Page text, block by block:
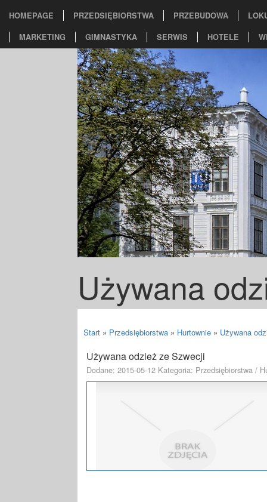
HOMEPAGE PRZEDSIĘBIORSTWA PRZEBUDOWA
MARKETING
GIMNASTYKA SERWIS HOTELE
Używana
Start » Przedsiębiorstwa » Hurtownie » Używana
Używana odzież ze Szwecji
Dodane: 2015-05-12 Kategoria: Przedsiębiorstwa /